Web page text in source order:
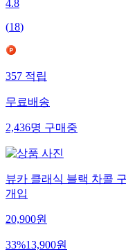
4.8
(18)
357 적립
무료배송
2,436명 구매중
뷰카 클래식 블랙 차콜
개입
20,900원
33%13,900원